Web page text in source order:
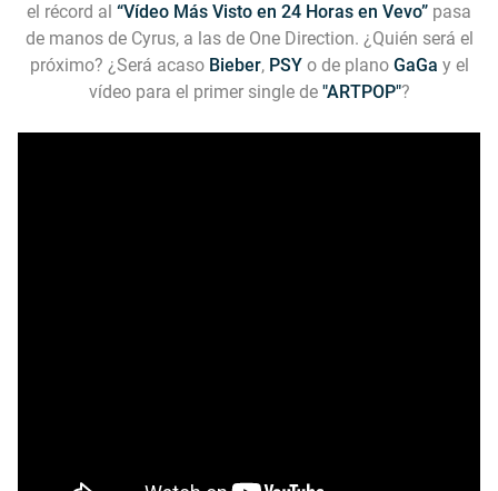
el récord al “Vídeo Más Visto en 24 Horas en Vevo” pasa
de manos de Cyrus, a las de One Direction. ¿Quién será el
próximo? ¿Será acaso Bieber, PSYo de plano GaGa y el
vídeo para el primer single de "ARTPOP"?